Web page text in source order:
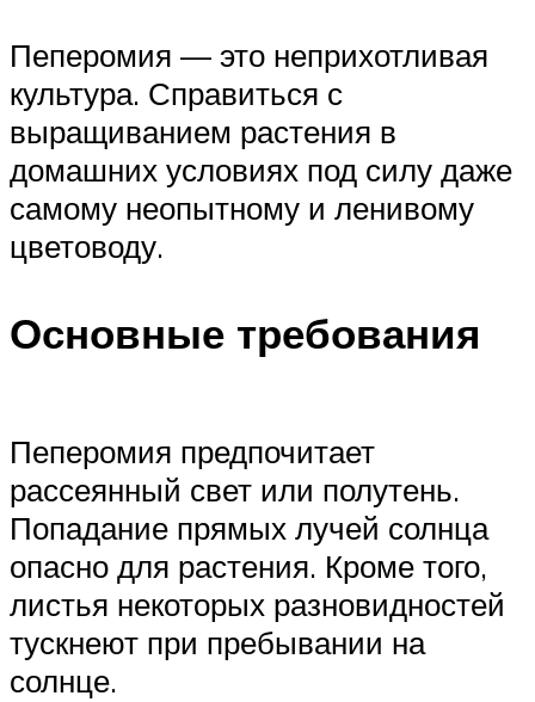
Пеперомия — это неприхотливая
культура. Справиться с
выращиванием растения в
домашних условиях под силу даже
самому неопытному и ленивому
цветоводу.
Основные требования
Пеперомия предпочитает
рассеянный свет или полутень.
Попадание прямых лучей солнца
опасно для растения. Кроме того,
листья некоторых разновидностей
тускнеют при пребывании на
солнце.